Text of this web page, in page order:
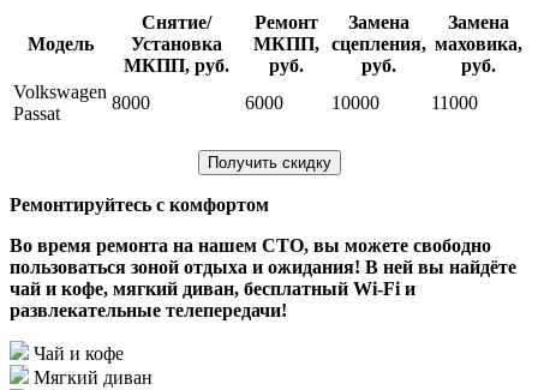
Модель
Снятие/
Установка
МКПП, руб.
Ремонт
МКПП,
руб.
Замена
сцепления,
руб.
Замена
маховика,
руб.
Volkswagen
Passat
8000 6000 10000 11000
Получить скидку
Ремонтируйтесь с комфортом
Во время ремонта на нашем СТО, вы можете свободно
пользоваться зоной отдыха и ожидания! В ней вы найдёте
чай и кофе, мягкий диван, бесплатный Wi-Fi и
развлекательные телепередачи!
Чай и кофе
Мягкий диван